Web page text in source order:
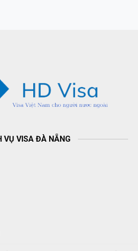
VỤ VISA ĐÀ NẴNG